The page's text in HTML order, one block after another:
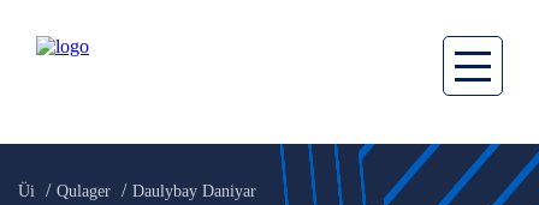
Üi Qulager Daulybay Daniyar